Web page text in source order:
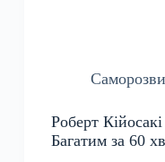
Роберт
Багатим за 60